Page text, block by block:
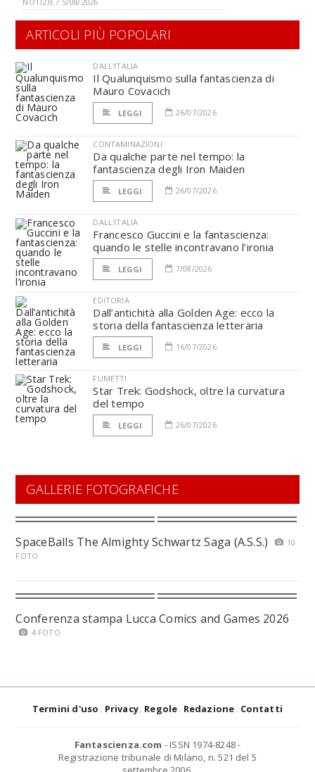
ARTICOLI PIÙ POPOLARI
DALL'ITALIA
Il Qualunquismo sulla fantascienza di
Mauro Covacich
LEGGI 26/07/2026
CONTAMINAZIONI
Da qualche parte nel tempo: la
fantascienza degli Iron Maiden
LEGGI 26/07/2026
DALL'ITALIA
Francesco Guccini e la fantascienza:
quando le stelle incontravano l’ironia
LEGGI 7/08/2026
EDITORIA
Dall’antichità alla Golden Age: ecco la
storia della fantascienza letteraria
LEGGI 16/07/2026
FUMETTI
Star Trek: Godshock, oltre la curvatura
del tempo
LEGGI 26/07/2026
GALLERIE FOTOGRAFICHE
SpaceBalls The Almighty Schwartz Saga (A.S.S.)
10
FOTO
Conferenza stampa Lucca Comics and Games 2026
4 FOTO
Termini d'uso Privacy Regole Redazione Contatti
Fantascienza.com - ISSN 1974-8248 -
Registrazione tribunale di Milano, n. 521 del 5